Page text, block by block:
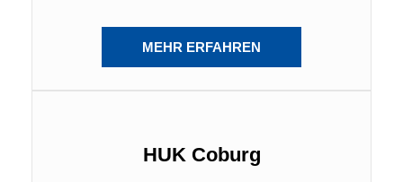
MEHR ERFAHREN
HUK Coburg